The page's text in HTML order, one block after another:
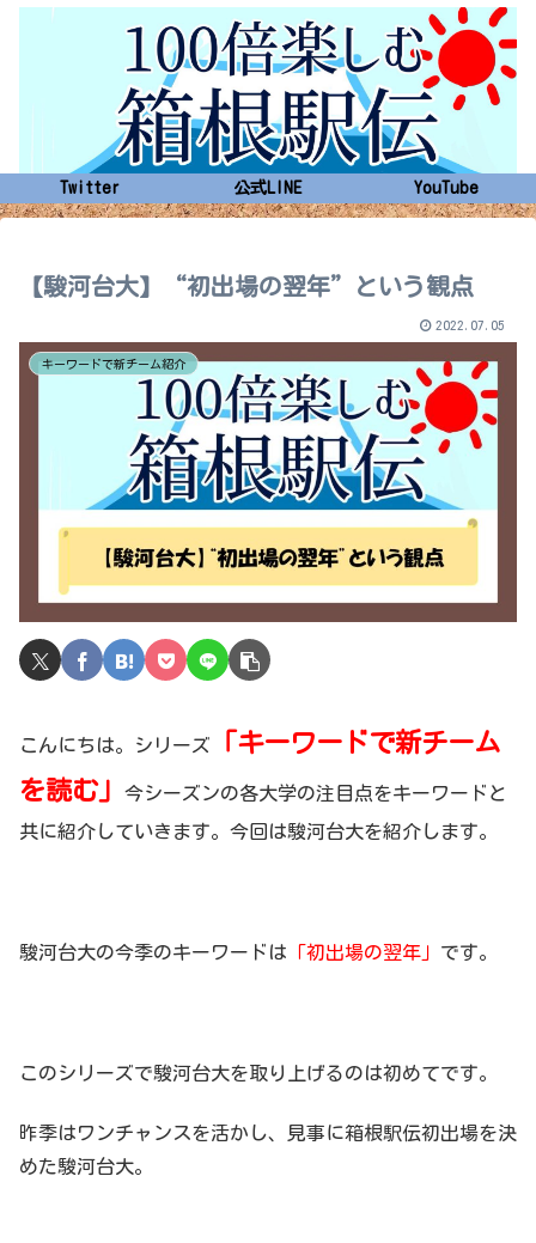
Twitter 公式LINE YouTube
【駿河台大】“初出場の翌年”という観点
2022.07.05
キーワードで新チーム紹介
こんにちは。シリーズ
「キーワードで新チーム
を読む」
今シーズンの各大学の注目点をキーワードと
共に紹介していきます。今回は駿河台大を紹介します。
駿河台大の今季のキーワードは 「初出場の翌年」 です。
このシリーズで駿河台大を取り上げるのは初めてです。
昨季はワンチャンスを活かし、見事に箱根駅伝初出場を決
めた駿河台大。